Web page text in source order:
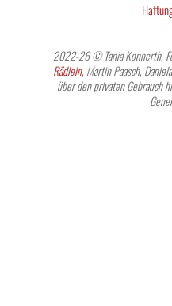
2022-26 © Tania Konnerth,
Rädlein, Martin Paasch,
über den privaten Gebrauch